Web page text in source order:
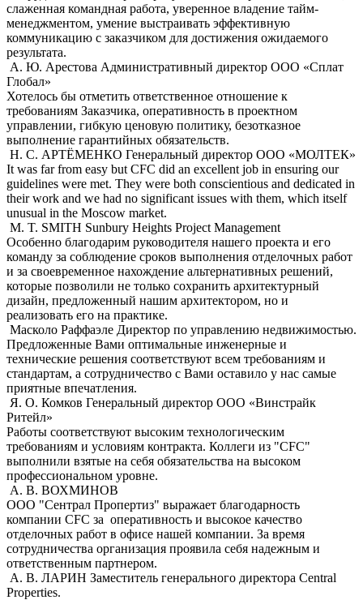
слаженная командная работа, уверенное владение тайм-
менеджментом, умение выстраивать эффективную
коммуникацию с заказчиком для достижения ожидаемого
результата.
А. Ю. Арестова Административный директор ООО «Сплат
Глобал»
Хотелось бы отметить ответственное отношение к
требованиям Заказчика, оперативность в проектном
управлении, гибкую ценовую политику, безотказное
выполнение гарантийных обязательств.
Н. С. АРТЁМЕНКО Генеральный директор ООО «МОЛТЕК»
It was far from easy but CFC did an excellent job in ensuring our
guidelines were met. They were both conscientious and dedicated in
their work and we had no significant issues with them, which itself
unusual in the Moscow market.
M. T. SMITH Sunbury Heights Project Management
Особенно благодарим руководителя нашего проекта и его
команду за соблюдение сроков выполнения отделочных работ
и за своевременное нахождение альтернативных решений,
которые позволили не только сохранить архитектурный
дизайн, предложенный нашим архитектором, но и
реализовать его на практике.
Масколо Раффаэле Директор по управлению недвижимостью.
Предложенные Вами оптимальные инженерные и
технические решения соответствуют всем требованиям и
стандартам, а сотрудничество с Вами оставило у нас самые
приятные впечатления.
Я. О. Комков Генеральный директор ООО «Винстрайк
Ритейл»
Работы соответствуют высоким технологическим
требованиям и условиям контракта. Коллеги из "CFC"
выполнили взятые на себя обязательства на высоком
профессиональном уровне.
А. В. ВОХМИНОВ
ООО "Сентрал Пропертиз" выражает благодарность
компании CFC за оперативность и высокое качество
отделочных работ в офисе нашей компании. За время
сотрудничества организация проявила себя надежным и
ответственным партнером.
А. В. ЛАРИН Заместитель генерального директора Central
Properties.